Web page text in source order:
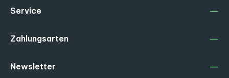
Service
Zahlungsarten
Newsletter